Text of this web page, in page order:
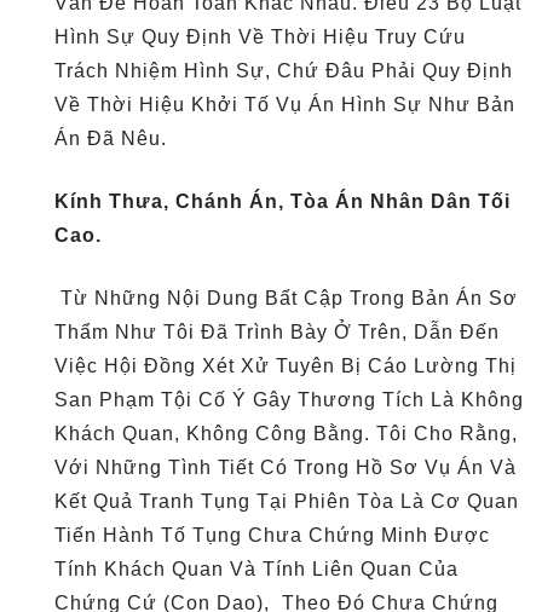
Hình Sự Quy Định Về Thời Hiệu Truy Cứu
Trách Nhiệm Hình Sự, Chứ Đâu Phải Quy Định
Về Thời Hiệu Khởi Tố Vụ Án Hình Sự Như Bản
Án Đã Nêu.
Kính Thưa, Chánh Án, Tòa Án Nhân Dân Tối
Cao.
Từ Những Nội Dung Bất Cập Trong Bản Án Sơ
Thẩm Như Tôi Đã Trình Bày Ở Trên, Dẫn Đến
Việc Hội Đồng Xét Xử Tuyên Bị Cáo Lường Thị
San Phạm Tội Cố Ý Gây Thương Tích Là Không
Khách Quan, Không Công Bằng. Tôi Cho Rằng,
Với Những Tình Tiết Có Trong Hồ Sơ Vụ Án Và
Kết Quả Tranh Tụng Tại Phiên Tòa Là Cơ Quan
Tiến Hành Tố Tụng Chưa Chứng Minh Được
Tính Khách Quan Và Tính Liên Quan Của
Chứng Cứ (con Dao), Theo Đó Chưa Chứng